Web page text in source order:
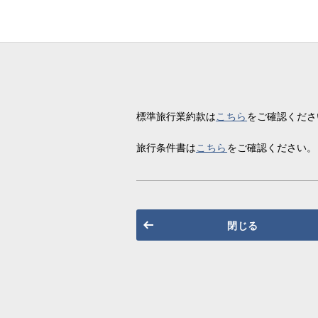
標準旅行業約款はこちら をご確認くだ
旅行条件書はこちら をご確認ください。
閉じる